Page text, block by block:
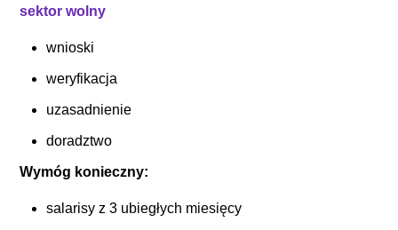
sektor wolny
wnioski
weryfikacja
uzasadnienie
doradztwo
Wymóg konieczny:
salarisy z 3 ubiegłych miesięcy